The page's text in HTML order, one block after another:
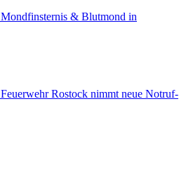
Mondfinsternis & Blutmond in
Feuerwehr Rostock nimmt neue Notruf-